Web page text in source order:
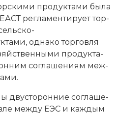
история
дисциплины
про­дук­та­ми бы­ла
ЕАСТ рег­ла­мен­ти­ру­ет тор­
од­на­ко тор­гов­ля
про­дук­та­
со­гла­ше­ни­ям ме­ж­
дву­сто­рон­ние со­гла­ше­
ме­ж­ду EЭC и ка­ж­дым